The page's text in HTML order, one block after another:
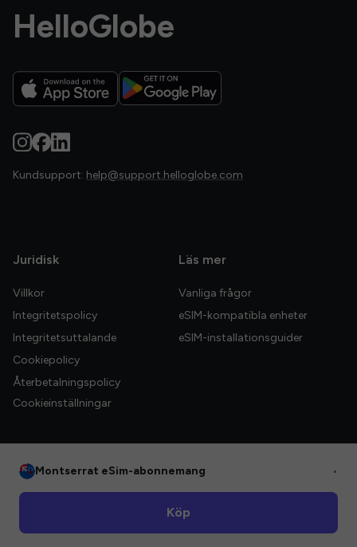
HelloGlobe
Kundsupport: help@support.helloglobe.com
Juridisk
Villkor
Integritetspolicy
Integritetsuttalande
Cookiepolicy
Återbetalningspolicy
Cookieinställningar
Läs mer
Vanliga frågor
eSIM-kompatibla enheter
eSIM-installationsguider
Montserrat eSim-abonnemang •
Köp